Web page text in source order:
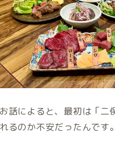
話によると、最初は「二
るのか不安だったんです